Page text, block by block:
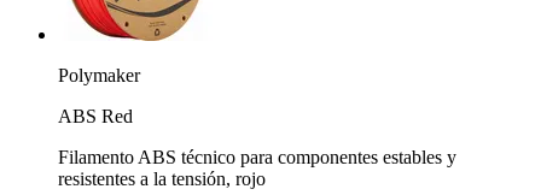
Polymaker
ABS Red
Filamento ABS técnico para componentes estables y
resistentes a la tensión, rojo